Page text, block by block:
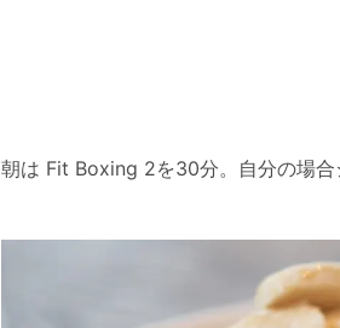
朝は Fit Boxing 2を30分。自分の場合